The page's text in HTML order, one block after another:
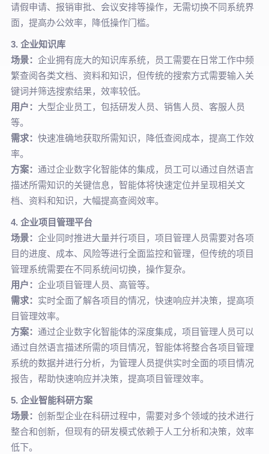
请假申请、报销审批、会议安排等操作，无需切换不同系统界
面，提高办公效率，降低操作门槛。
3. 企业知识库
场景： 企业拥有庞大的知识库系统，员工需要在日常工作中频
繁查阅各类文档、资料和知识，但传统的搜索方式需要输入关
键词并筛选搜索结果，效率较低。
用户： 大型企业员工，包括研发人员、销售人员、客服人员
等。
需求： 快速准确地获取所需知识，降低查阅成本，提高工作效
率。
方案： 通过企业数字化智能体的集成，员工可以通过自然语言
描述所需知识的关键信息，智能体将快速定位并呈现相关文
档、资料和知识，大幅提高查阅效率。
4. 企业项目管理平台
场景： 企业同时推进大量并行项目，项目管理人员需要对各项
目的进度、成本、风险等进行全面监控和管理，但传统的项目
管理系统需要在不同系统间切换，操作复杂。
用户： 企业项目管理人员、高管等。
需求： 实时全面了解各项目的情况，快速响应并决策，提高项
目管理效率。
方案： 通过企业数字化智能体的深度集成，项目管理人员可以
通过自然语言描述所需的项目情况，智能体将整合各项目管理
系统的数据并进行分析，为管理人员提供实时全面的项目情况
报告，帮助快速响应并决策，提高项目管理效率。
5. 企业智能科研方案
场景： 创新型企业在科研过程中，需要对多个领域的技术进行
整合和创新，但现有的研发模式依赖于人工分析和决策，效率
低下。